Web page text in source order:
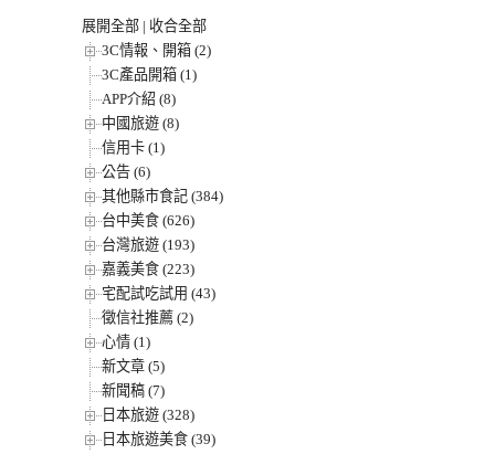
展開全部 | 收合全部
3C情報、開箱 (2)
3C產品開箱 (1)
APP介紹 (8)
中國旅遊 (8)
信用卡 (1)
公告 (6)
其他縣市食記 (384)
台中美食 (626)
台灣旅遊 (193)
嘉義美食 (223)
宅配試吃試用 (43)
徵信社推薦 (2)
心情 (1)
新文章 (5)
新聞稿 (7)
日本旅遊 (328)
日本旅遊美食 (39)